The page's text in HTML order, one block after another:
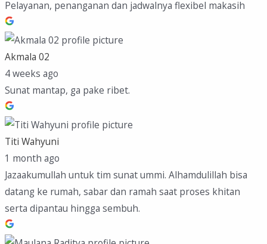
Pelayanan, penanganan dan jadwalnya flexibel makasih
Akmala 02
4 weeks ago
Sunat mantap, ga pake ribet.
Titi Wahyuni
1 month ago
Jazaakumullah untuk tim sunat ummi. Alhamdulillah bisa
datang ke rumah, sabar dan ramah saat proses khitan
serta dipantau hingga sembuh.